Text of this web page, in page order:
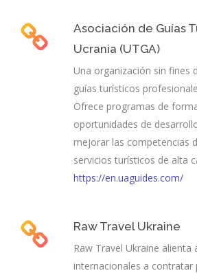
Asociación de Guías
Ucrania (UTGA)
Una organización sin fines
guías turísticos
Ofrece programas de
oportunidades de
mejorar las competencias
servicios turísticos de alta
https://en.uaguides.com/
Raw Travel Ukraine
Raw Travel Ukraine alienta
internacionales a contratar